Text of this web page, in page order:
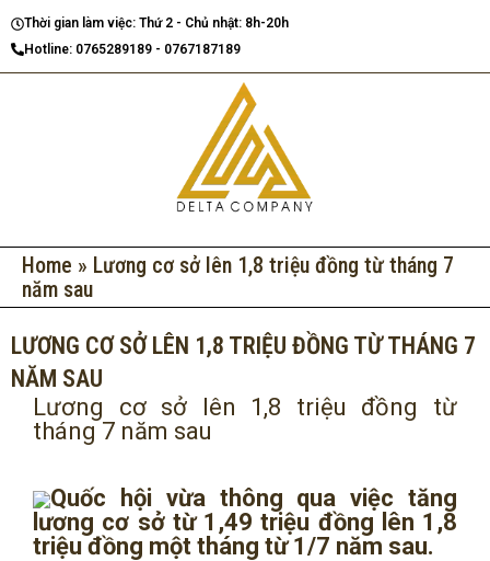
tới
nội
Thời gian làm việc: Thứ 2 - Chủ nhật: 8h-20h
Hotline: 0765289189 - 0767187189
Home » Lương cơ sở lên 1,8 triệu đồng từ tháng 7
năm sau
LƯƠNG CƠ SỞ LÊN 1,8 TRIỆU ĐỒNG TỪ THÁNG 7
NĂM SAU
Lương cơ sở lên 1,8 triệu đồng từ
tháng 7 năm sau
Quốc hội vừa thông qua việc tăng
lương cơ sở từ 1,49 triệu đồng lên 1,8
triệu đồng một tháng từ 1/7 năm sau.